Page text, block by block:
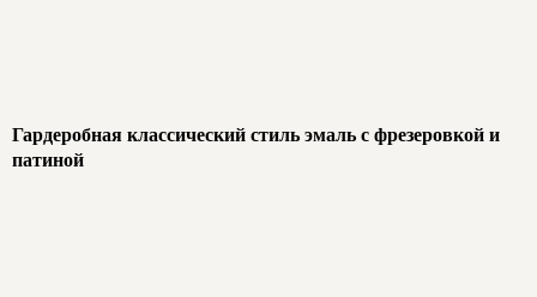
Гардеробная классический стиль эмаль с фрезеровкой и
патиной